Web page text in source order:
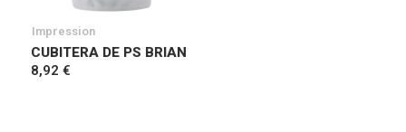
Impression
CUBITERA DE PS BRIAN
8,92 €